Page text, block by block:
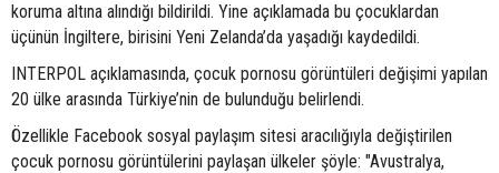
koruma altına alındığı bildirildi. Yine açıklamada bu çocuklardan
üçünün İngiltere, birisini Yeni Zelanda’da yaşadığı kaydedildi.
INTERPOL açıklamasında, çocuk pornosu görüntüleri değişimi yapılan
20 ülke arasında Türkiye’nin de bulunduğu belirlendi.
Özellikle Facebook sosyal paylaşım sitesi aracılığıyla değiştirilen
çocuk pornosu görüntülerini paylaşan ülkeler şöyle: "Avustralya,